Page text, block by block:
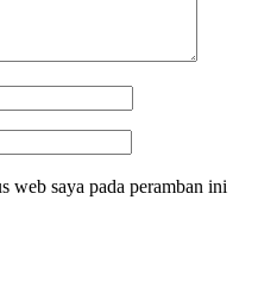
web saya pada peramban ini